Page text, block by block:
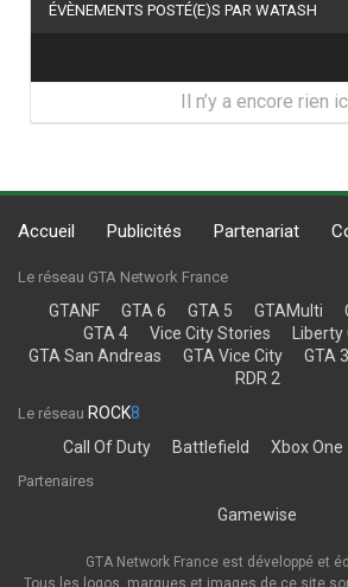
ÉVÈNEMENTS POSTÉ(E)S PAR WATASH
Il n’y a encore rien
Accueil Publicités Partenariat
Le réseau GTA Network France
GTANF GTA 6 GTA 5 GTAMulti
GTA 4
Vice City Stories
Liberty
GTA San Andreas
GTA Vice City GTA 3
RDR 2
Le réseau ROCK8
Call Of Duty
Battlefield Xbox One
Partenaires
Gamewise
GTA Network France est développé et